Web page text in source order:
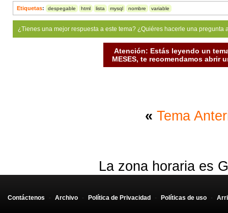
echo
"</li>";
}
Etiquetas: despegable html lista mysql nombre variable
¿Tienes una mejor respuesta a este tema? ¿Quiéres hacerle una
Atención: Estás leyendo un
MESES, te recomendamos abrir
« Tema
La zona horaria es
Contáctenos - Archivo - Política de Privacidad - Políticas de uso -